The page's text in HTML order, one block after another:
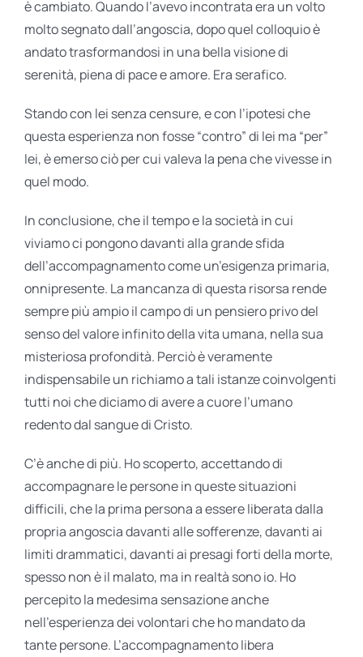
è cambiato. Quando l’avevo incontrata era un volto
molto segnato dall’angoscia, dopo quel colloquio è
andato trasformandosi in una bella visione di
serenità, piena di pace e amore. Era serafico.
Stando con lei senza censure, e con l’ipotesi che
questa esperienza non fosse “contro” di lei ma “per”
lei, è emerso ciò per cui valeva la pena che vivesse in
quel modo.
In conclusione, che il tempo e la società in cui
viviamo ci pongono davanti alla grande sfida
dell’accompagnamento come un’esigenza primaria,
onnipresente. La mancanza di questa risorsa rende
sempre più ampio il campo di un pensiero privo del
senso del valore infinito della vita umana, nella sua
misteriosa profondità. Perciò è veramente
indispensabile un richiamo a tali istanze coinvolgenti
tutti noi che diciamo di avere a cuore l’umano
redento dal sangue di Cristo.
C’è anche di più. Ho scoperto, accettando di
accompagnare le persone in queste situazioni
difficili, che la prima persona a essere liberata dalla
propria angoscia davanti alle sofferenze, davanti ai
limiti drammatici, davanti ai presagi forti della morte,
spesso non è il malato, ma in realtà sono io. Ho
percepito la medesima sensazione anche
nell’esperienza dei volontari che ho mandato da
tante persone. L’accompagnamento libera